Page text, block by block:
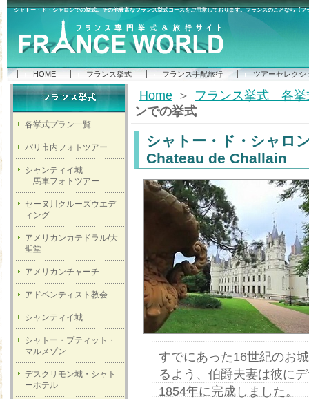
シャトー・ド・シャロンでの挙式。その他豊富なフランス挙式コースをご用意しております。フランスのことなら【
HOME フランス挙式 フランス手配旅行 ツアーセレクシ
Home ＞
フランス挙式 各挙
ンでの挙式
シャトー・ド・シャロ
Chateau de Challain
すでにあった16世紀のお
るよう、伯爵夫妻は彼に
1854年に完成しました。
各挙式プラン一覧
パリ市内フォトツアー
シャンティイ城
馬車フォトツアー
セーヌ川クルーズウエデ
ィング
アメリカンカテドラル/大
聖堂
アメリカンチャーチ
アドベンティスト教会
シャンティイ城
シャトー・プティット・
マルメゾン
デスクリモン城・シャト
ーホテル